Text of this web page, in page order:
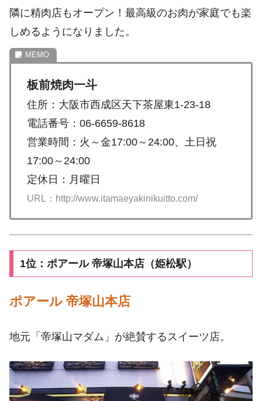
隣に精肉店もオープン！最高級のお肉が家庭でも楽
しめるようになりました。
板前焼肉一斗
住所：大阪市西成区天下茶屋東1-23-18
電話番号：06-6659-8618
営業時間：火～金17:00～24:00、土日祝
17:00～24:00
定休日：月曜日
URL：http://www.itamaeyakinikuitto.com/
1位：ポアール 帝塚山本店（姫松駅）
ポアール 帝塚山本店
地元「帝塚山マダム」が絶賛するスイーツ店。